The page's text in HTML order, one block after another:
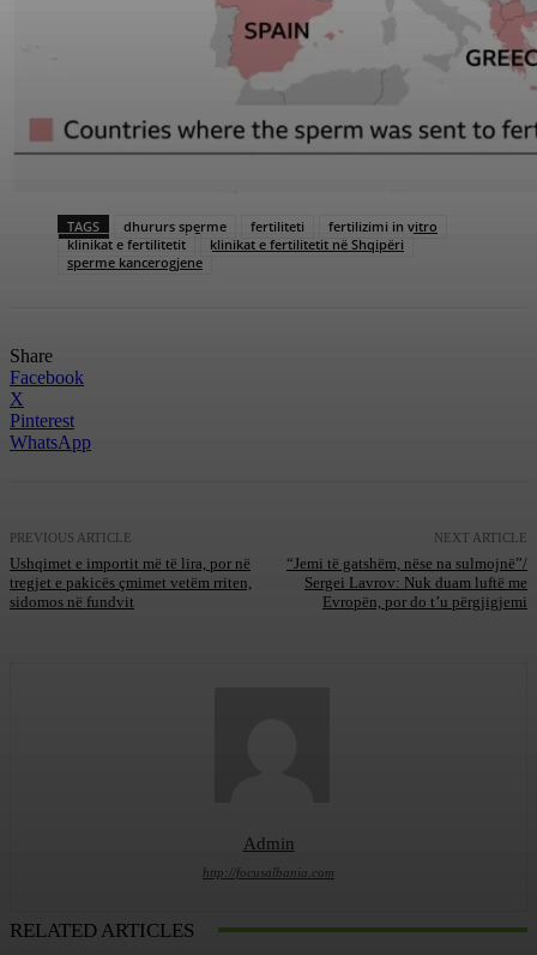
TAGS dhururs sperme fertiliteti
fertilizimi in vitro
klinikat e fertilitetit
klinikat e fertilitetit në Shqipëri
sperme kancerogjene
Share
Facebook
X
Pinterest
WhatsApp
PREVIOUS ARTICLE
Ushqimet e importit më të lira, por në
tregjet e pakicës çmimet vetëm rriten,
sidomos në fundvit
NEXT ARTICLE
“Jemi të gatshëm, nëse na sulmojnë”/
Sergei Lavrov: Nuk duam luftë me
Evropën, por do t’u përgjigjemi
Admin
http://focusalbania.com
RELATED ARTICLES